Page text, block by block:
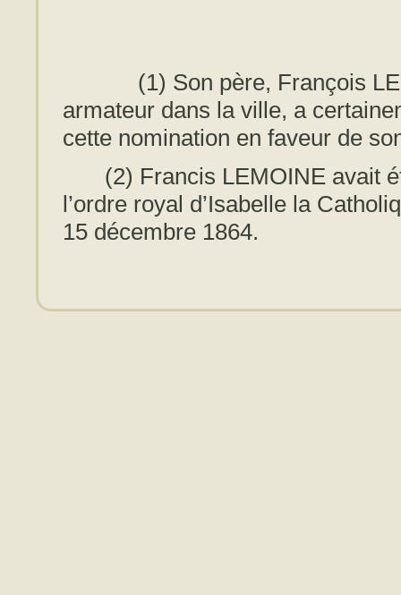
(1) Son père, François
armateur dans la ville, a
cette nomination en faveur de
(2) Francis LEMOINE avait
l’ordre royal d’Isabelle la
15 décembre 1864.